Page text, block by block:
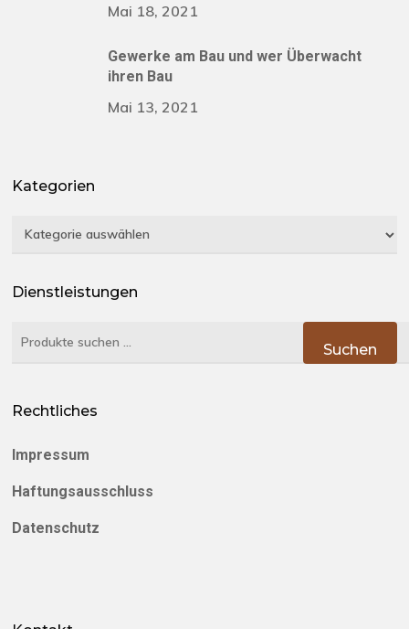
Mai 18, 2021
Gewerke am Bau und wer Überwacht
ihren Bau
Mai 13, 2021
Kategorien
Kategorien
Dienstleistungen
Suchen
Suchen
Rechtliches
Impressum
Haftungsausschluss
Datenschutz